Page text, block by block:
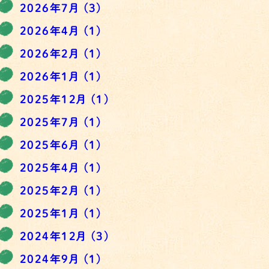
2026年7月 (3)
2026年4月 (1)
2026年2月 (1)
2026年1月 (1)
2025年12月 (1)
2025年7月 (1)
2025年6月 (1)
2025年4月 (1)
2025年2月 (1)
2025年1月 (1)
2024年12月 (3)
2024年9月 (1)